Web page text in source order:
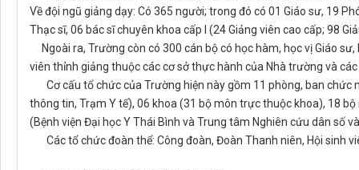
Về đội ngũ giảng dạy: Có 365 người; trong đó có 01 Giáo sư, 19
Thạc sĩ, 06 bác sĩ chuyên khoa cấp I (24 Giảng viên cao cấp; 98
Ngoài ra, Trường còn có 300 cán bộ có học hàm, học vị Giáo
viên thỉnh giảng thuộc các cơ sở thực hành của Nhà trường và các
Cơ cấu tổ chức của Trường hiện này gồm 11 phòng, ban chức
thông tin, Trạm Y tế), 06 khoa (31 bộ môn trực thuộc khoa), 18
(Bệnh viện Đại học Y Thái Bình và Trung tâm Nghiên cứu dân số
Các tổ chức đoàn thể: Công đoàn, Đoàn Thanh niên, Hội sinh